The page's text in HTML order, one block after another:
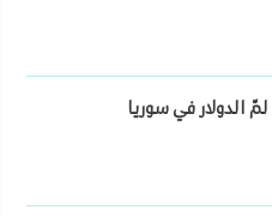
الدولار في سوريا